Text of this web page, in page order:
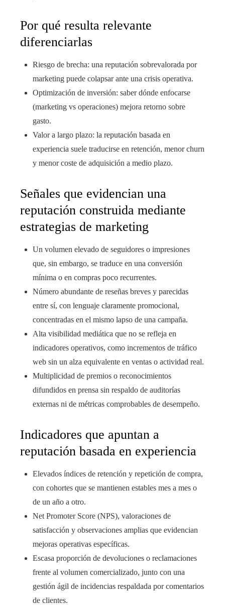
Por qué resulta relevante
diferenciarlas
Riesgo de brecha: una reputación sobrevalorada por
marketing puede colapsar ante una crisis operativa.
Optimización de inversión: saber dónde enfocarse
(marketing vs operaciones) mejora retorno sobre
gasto.
Valor a largo plazo: la reputación basada en
experiencia suele traducirse en retención, menor churn
y menor coste de adquisición a medio plazo.
Señales que evidencian una
reputación construida mediante
estrategias de marketing
Un volumen elevado de seguidores o impresiones
que, sin embargo, se traduce en una conversión
mínima o en compras poco recurrentes.
Número abundante de reseñas breves y parecidas
entre sí, con lenguaje claramente promocional,
concentradas en el mismo lapso de una campaña.
Alta visibilidad mediática que no se refleja en
indicadores operativos, como incrementos de tráfico
web sin un alza equivalente en ventas o actividad real.
Multiplicidad de premios o reconocimientos
difundidos en prensa sin respaldo de auditorías
externas ni de métricas comprobables de desempeño.
Indicadores que apuntan a
reputación basada en experiencia
Elevados índices de retención y repetición de compra,
con cohortes que se mantienen estables mes a mes o
de un año a otro.
Net Promoter Score (NPS), valoraciones de
satisfacción y observaciones amplias que evidencian
mejoras operativas específicas.
Escasa proporción de devoluciones o reclamaciones
frente al volumen comercializado, junto con una
gestión ágil de incidencias respaldada por comentarios
de clientes.